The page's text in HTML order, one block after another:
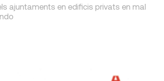
ajuntaments en edificis privats en mal